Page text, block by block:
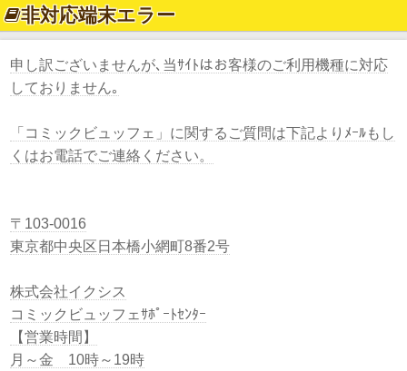
非対応端末エラー
申し訳ございませんが､当ｻｲﾄはお客様のご利用機種に対応
しておりません｡
「コミックビュッフェ」に関するご質問は下記よりﾒｰﾙもし
くはお電話でご連絡ください。
〒103-0016
東京都中央区日本橋小網町8番2号
株式会社イクシス
コミックビュッフェｻﾎﾟｰﾄｾﾝﾀｰ
【営業時間】
月～金 10時～19時